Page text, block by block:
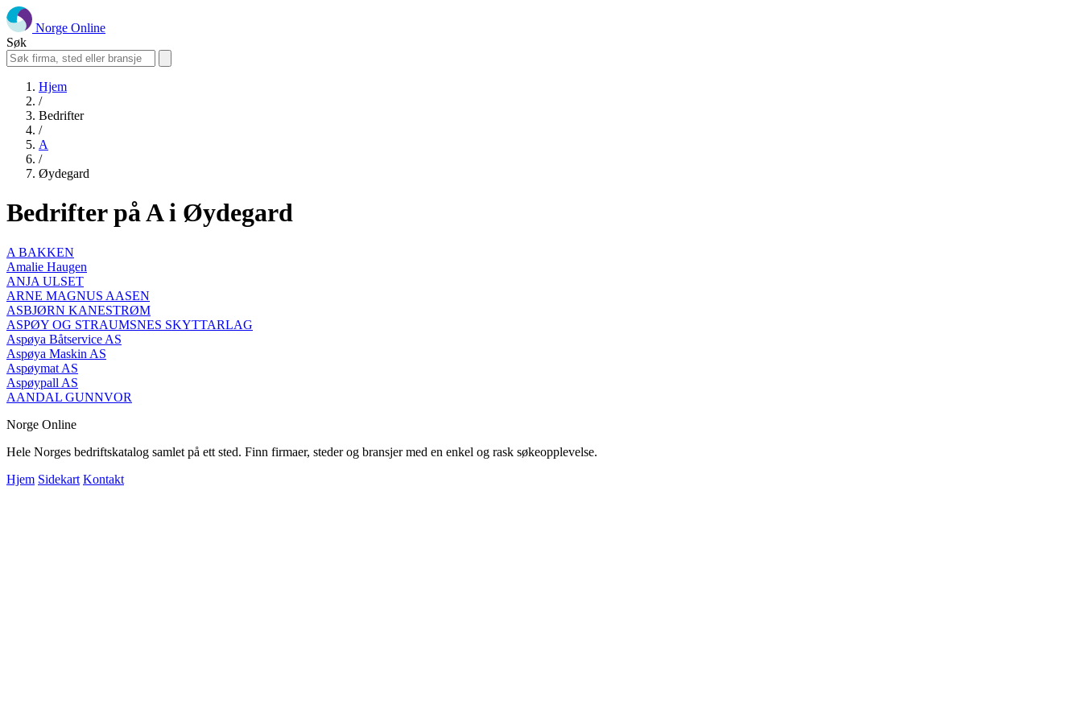
Norge Online
Søk
Hjem
/
Bedrifter
/
A
/
Øydegard
Bedrifter på A i Øydegard
A BAKKEN
Amalie Haugen
ANJA ULSET
ARNE MAGNUS AASEN
ASBJØRN KANESTRØM
ASPØY OG STRAUMSNES SKYTTARLAG
Aspøya Båtservice AS
Aspøya Maskin AS
Aspøymat AS
Aspøypall AS
AANDAL GUNNVOR
Norge Online
Hele Norges bedriftskatalog samlet på ett sted. Finn firmaer, steder og bransjer med en enkel og rask søkeopplevelse.
Hjem Sidekart Kontakt